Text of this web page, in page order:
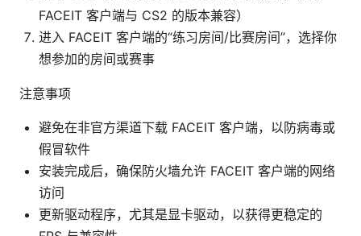
FACEIT 客户端与 CS2 的版本兼容）
进入 FACEIT 客户端的“练习房间/比赛房间”，选择你
想参加的房间或赛事
注意事项
避免在非官方渠道下载 FACEIT 客户端，以防病毒或
假冒软件
安装完成后，确保防火墙允许 FACEIT 客户端的网络
访问
更新驱动程序，尤其是显卡驱动，以获得更稳定的